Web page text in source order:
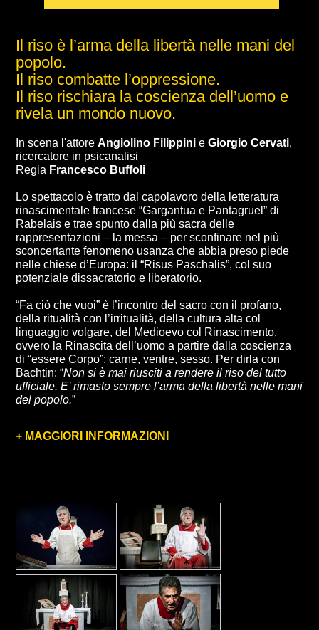
Il riso è l’arma della libertà nelle mani del
popolo.
Il riso combatte l’oppressione.
Il riso rischiara la coscienza dell’uomo e
rivela un mondo nuovo.
In scena l'attoreAngiolino FilippinieGiorgio Cervati,
ricercatore in psicanalisi
Regia Francesco Buffoli
Lo spettacolo è tratto dal capolavoro della letteratura
rinascimentale francese “Gargantua e Pantagruel” di
Rabelais e trae spunto dalla più sacra delle
rappresentazioni – la messa – per sconfinare nel più
sconcertante fenomeno usanza che abbia preso piede
nelle chiese d’Europa: il “Risus Paschalis”, col suo
potenziale dissacratorio e liberatorio.
“Fa ciò che vuoi” è l’incontro del sacro con il profano,
della ritualità con l’irritualità, della cultura alta col
linguaggio volgare, del Medioevo col Rinascimento,
ovvero la Rinascita dell’uomo a partire dalla coscienza
di “essere Corpo”: carne, ventre, sesso. Per dirla con
Bachtin: “Non si è mai riusciti a rendere il riso del tutto
ufficiale. E’ rimasto sempre l’arma della libertà nelle mani
del popolo.”
+ MAGGIORI INFORMAZIONI